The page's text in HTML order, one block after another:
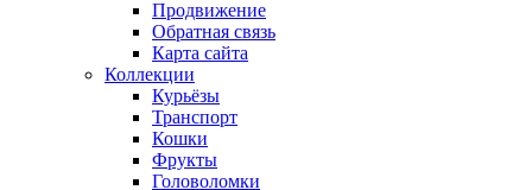
Продвижение
Обратная связь
Карта сайта
Коллекции
Курьёзы
Транспорт
Кошки
Фрукты
Головоломки